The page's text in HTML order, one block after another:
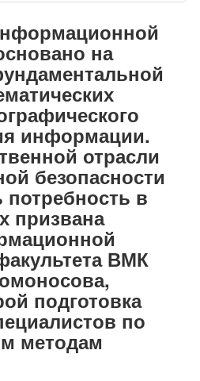
на
информации.
отрасли
безопасности
в
призвана
ВМК
подготовка
по
методам